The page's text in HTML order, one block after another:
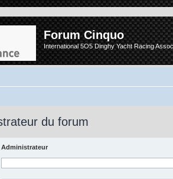
Forum Cinquo
International 5O5 Dinghy Yacht Racing
du forum
Administrateur